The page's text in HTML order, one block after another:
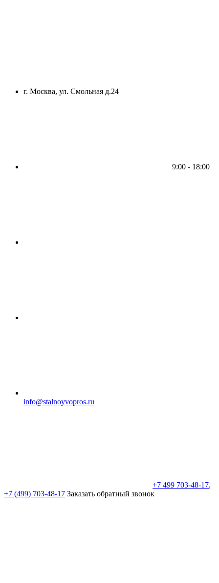
г. Москва, ул. Смольная д.24
9:00 - 18:00
info@stalnoyvopros.ru
+7 499 703-48-17,
+7 (499) 703-48-17 Заказать обратный звонок